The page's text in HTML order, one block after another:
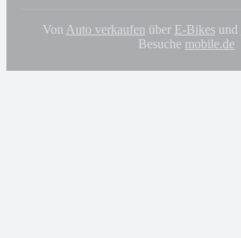
Von Auto verkaufen über E-Bikesund
Besuche mobile.de